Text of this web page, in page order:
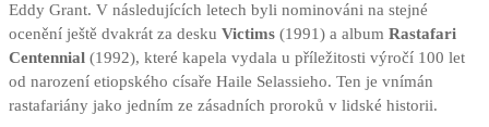
Eddy Grant. V následujících letech byli nominováni na stejné
ocenění ještě dvakrát za desku Victims (1991) a album Rastafari
Centennial (1992), které kapela vydala u příležitosti výročí 100 let
od narození etiopského císaře Haile Selassieho. Ten je vnímán
rastafariány jako jedním ze zásadních proroků v lidské historii.